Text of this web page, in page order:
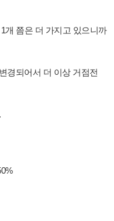
개 쯤은 더 가지고 있으니까
경되어서 더 이상 거점전